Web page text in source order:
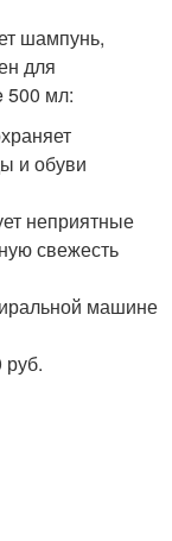
шампунь,
для
500 мл:
и обуви
неприятные
свежесть
машине